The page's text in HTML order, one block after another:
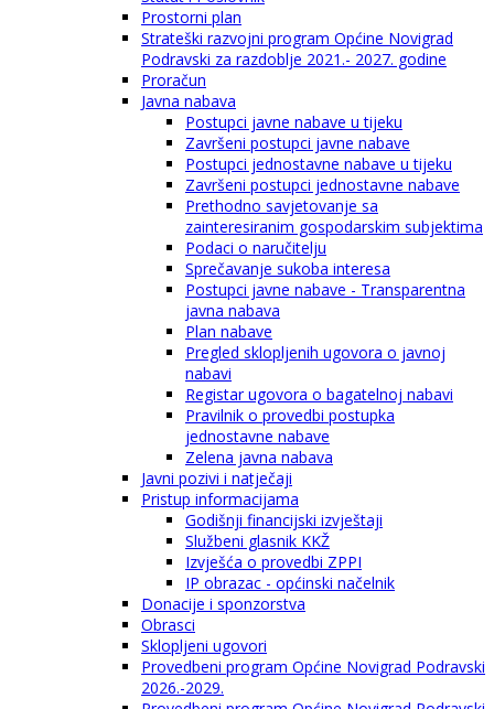
Prostorni plan
Strateški razvojni program Općine Novigrad
Podravski za razdoblje 2021.- 2027. godine
Proračun
Javna nabava
Postupci javne nabave u tijeku
Završeni postupci javne nabave
Postupci jednostavne nabave u tijeku
Završeni postupci jednostavne nabave
Prethodno savjetovanje sa
zainteresiranim gospodarskim subjektima
Podaci o naručitelju
Sprečavanje sukoba interesa
Postupci javne nabave - Transparentna
javna nabava
Plan nabave
Pregled sklopljenih ugovora o javnoj
nabavi
Registar ugovora o bagatelnoj nabavi
Pravilnik o provedbi postupka
jednostavne nabave
Zelena javna nabava
Javni pozivi i natječaji
Pristup informacijama
Godišnji financijski izvještaji
Službeni glasnik KKŽ
Izvješća o provedbi ZPPI
IP obrazac - općinski načelnik
Donacije i sponzorstva
Obrasci
Sklopljeni ugovori
Provedbeni program Općine Novigrad Podravski
2026.-2029.